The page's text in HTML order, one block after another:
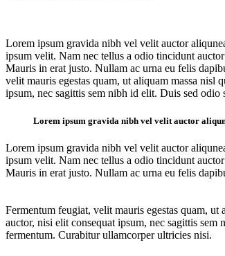
Lorem ipsum gravida nibh vel velit auctor
ipsum velit. Nam nec tellus a odio tincidunt
Mauris in erat justo. Nullam ac urna eu felis
velit mauris egestas quam, ut aliquam massa
ipsum, nec sagittis sem nibh id elit. Duis sed
Lorem ipsum gravida nibh vel velit auctor
Lorem ipsum gravida nibh vel velit auctor
ipsum velit. Nam nec tellus a odio tincidunt
Mauris in erat justo. Nullam ac urna eu felis
Fermentum feugiat, velit mauris egestas quam,
auctor, nisi elit consequat ipsum, nec sagittis
fermentum. Curabitur ullamcorper ultricies nisi.